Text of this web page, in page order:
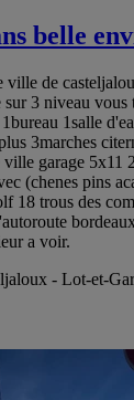
belle
ville de
sur 3 niveau vous
1salle
3marches
ville garage 5x11
(chenes pins
18 trous des
a voir.
- Lot-et-